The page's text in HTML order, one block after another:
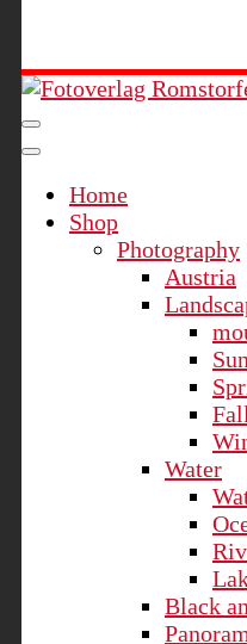
Home
Shop
Photography
Austria
Water
Black